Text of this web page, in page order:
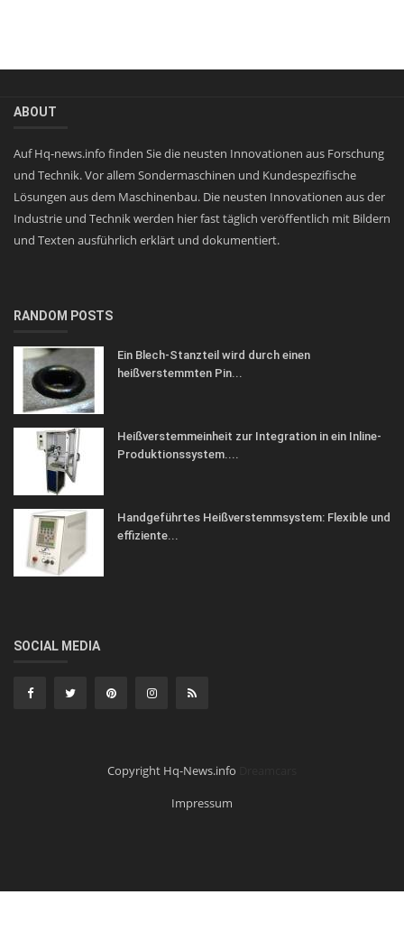
ABOUT
Auf Hq-news.info finden Sie die neusten Innovationen aus Forschung
und Technik. Vor allem Sondermaschinen und Kundespezifische
Lösungen aus dem Maschinenbau. Die neusten Innovationen aus der
Industrie und Technik werden hier fast täglich veröffentlich mit Bildern
und Texten ausführlich erklärt und dokumentiert.
RANDOM POSTS
Ein Blech-Stanzteil wird durch einen
heißverstemmten Pin...
Heißverstemmeinheit zur Integration in ein Inline-
Produktionssystem....
Handgeführtes Heißverstemmsystem: Flexible und
effiziente...
SOCIAL MEDIA
Copyright Hq-News.info
Impressum